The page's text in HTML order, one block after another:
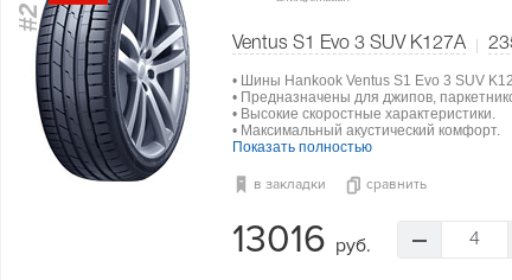
#2
Ventus S1 Evo 3 SUV K127A
• Шины Hankook Ventus S1 Evo 3 SUV
• Предназначены для джипов,
• Высокие скоростные характеристики.
• Максимальный акустический комфорт.
Показать полностью
в закладки сравнить
13016 руб. 4